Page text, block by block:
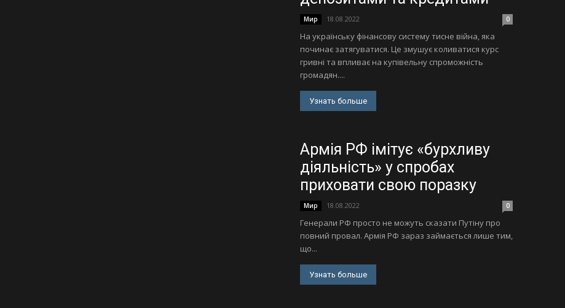
Мир 18.08.2022 0
На українську фінансову систему тисне війна, яка
починає затягуватися. Це змушує коливатися курс
гривні та впливає на купівельну спроможність
громадян....
Узнать больше
Армія РФ імітує «бурхливу
діяльність» у спробах
приховати свою поразку
Мир 18.08.2022 0
Генерали РФ просто не можуть сказати Путіну про
повний провал. Армія РФ зараз займається лише тим,
що...
Узнать больше